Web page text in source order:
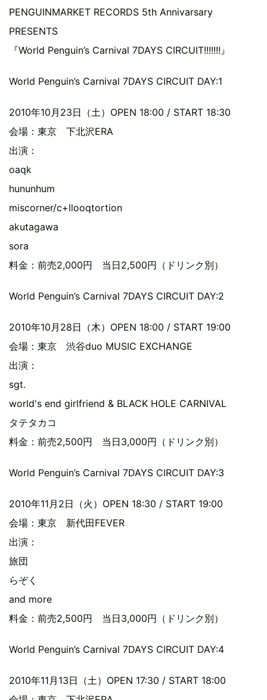
PENGUINMARKET RECORDS 5th Annivarsary
PRESENTS
『World Penguin’s Carnival 7DAYS CIRCUIT!!!!!!!』
World Penguin’s Carnival 7DAYS CIRCUIT DAY:1
2010年10月23日（土）OPEN 18:00 / START 18:30
会場：東京 下北沢ERA
出演：
oaqk
hununhum
miscorner/c+llooqtortion
akutagawa
sora
料金：前売2,000円 当日2,500円（ドリンク別）
World Penguin’s Carnival 7DAYS CIRCUIT DAY:2
2010年10月28日（木）OPEN 18:00 / START 19:00
会場：東京 渋谷duo MUSIC EXCHANGE
出演：
sgt.
world's end girlfriend & BLACK HOLE CARNIVAL
タテタカコ
料金：前売2,500円 当日3,000円（ドリンク別）
World Penguin’s Carnival 7DAYS CIRCUIT DAY:3
2010年11月2日（火）OPEN 18:30 / START 19:00
会場：東京 新代田FEVER
出演：
旅団
らぞく
and more
料金：前売2,500円 当日3,000円（ドリンク別）
World Penguin’s Carnival 7DAYS CIRCUIT DAY:4
2010年11月13日（土）OPEN 17:30 / START 18:00